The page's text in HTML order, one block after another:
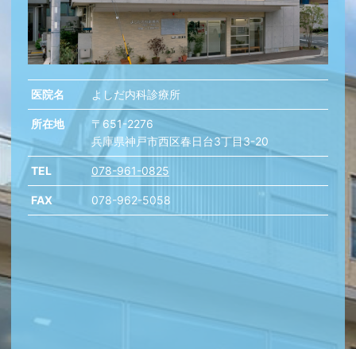
医院名 よしだ内科診療所
所在地
〒651-2276
兵庫県神戸市西区春日台3丁目3-20
TEL 078-961-0825
FAX 078-962-5058